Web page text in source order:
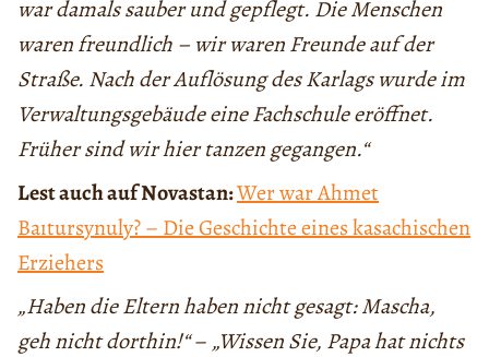
war damals sauber und gepflegt. Die Menschen
waren freundlich – wir waren Freunde auf der
Straße. Nach der Auflösung des Karlags wurde im
Verwaltungsgebäude eine Fachschule eröffnet.
Früher sind wir hier tanzen gegangen.“
Lest auch auf Novastan:Wer war Ahmet
Baıtursynuly? – Die Geschichte eines kasachischen
Erziehers
„Haben die Eltern haben nicht gesagt: Mascha,
geh nicht dorthin!“– „Wissen Sie, Papa hat nichts